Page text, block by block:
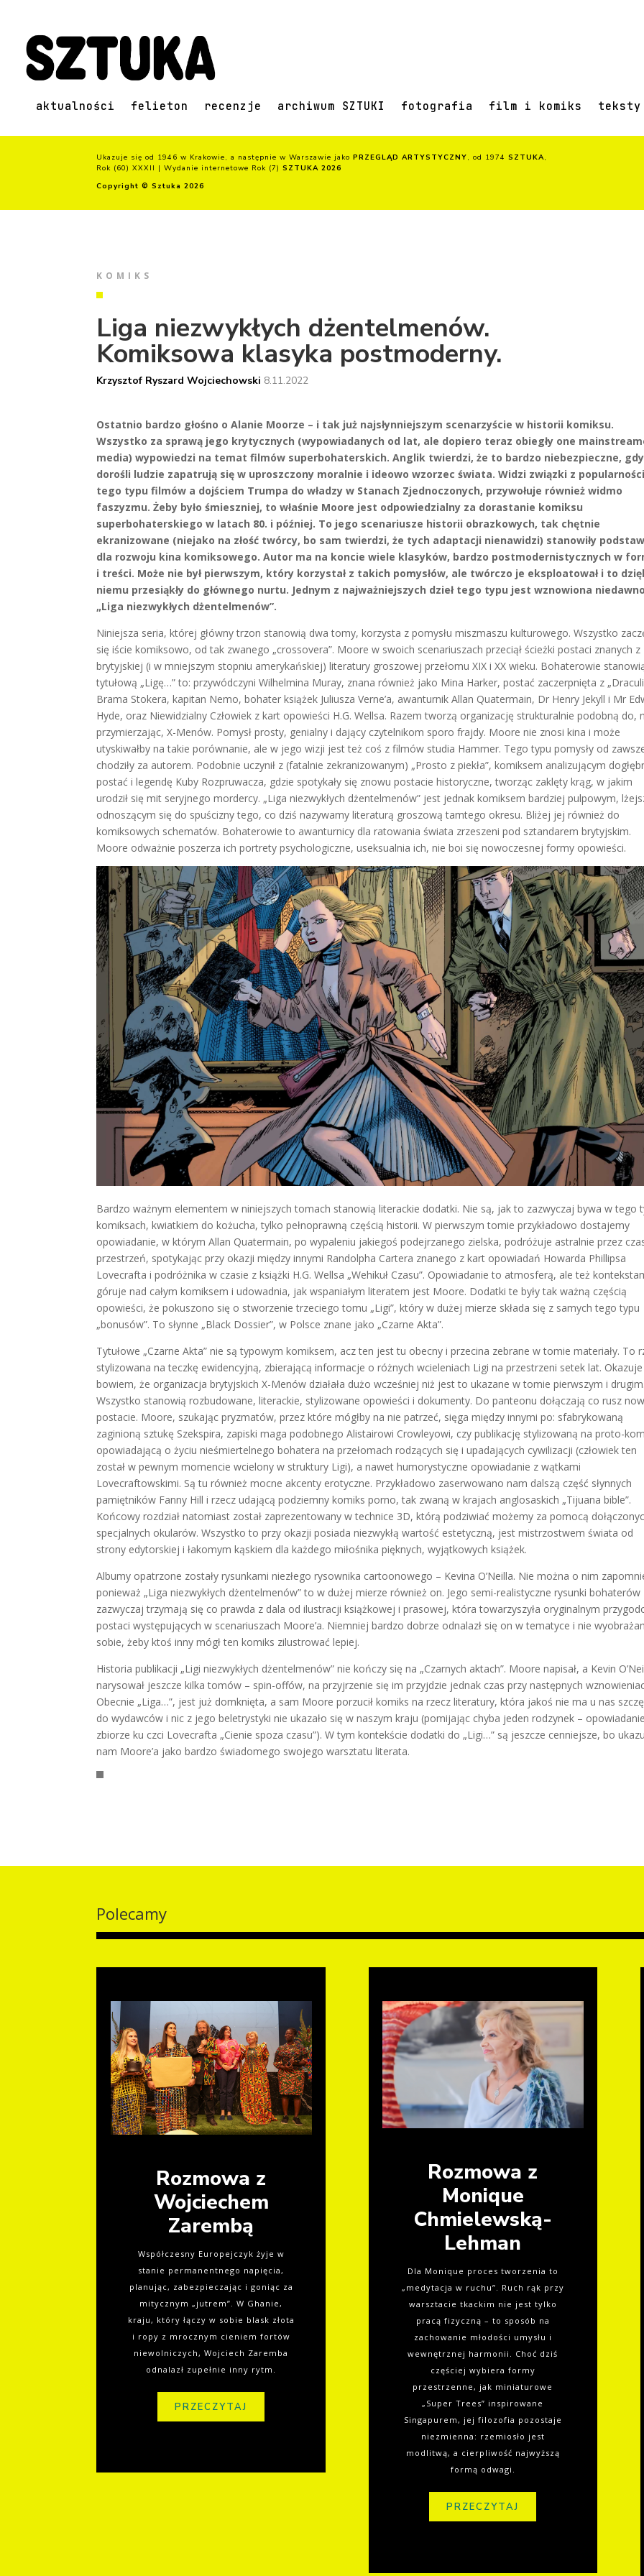
aktualności felieton recenzje archiwum SZTUKI fotografia film i komiks teksty
Ukazuje się od 1946 w Krakowie, a następnie w Warszawie jakoPRZEGLĄD ARTYSTYCZNY, od 1974SZTUKA,
Rok (60) XXXII | Wydanie internetowe Rok (7)SZTUKA 2026
Copyright © Sztuka 2026
KOMIKS
Liga niezwykłych dżentelmenów.
Komiksowa klasyka postmoderny.
Krzysztof Ryszard Wojciechowski 8.11.2022
Ostatnio bardzo głośno o Alanie Moorze – i tak już najsłynniejszym scenarzyście w historii komiksu.
Wszystko za sprawą jego krytycznych (wypowiadanych od lat, ale dopiero teraz obiegły one
media) wypowiedzi na temat filmów superbohaterskich. Anglik twierdzi, że to bardzo niebezpieczne, gdy
dorośli ludzie zapatrują się w uproszczony moralnie i ideowo wzorzec świata. Widzi związki z
tego typu filmów a dojściem Trumpa do władzy w Stanach Zjednoczonych, przywołuje również widmo
faszyzmu. Żeby było śmieszniej, to właśnie Moore jest odpowiedzialny za dorastanie komiksu
superbohaterskiego w latach 80. i później. To jego scenariusze historii obrazkowych, tak chętnie
ekranizowane (niejako na złość twórcy, bo sam twierdzi, że tych adaptacji nienawidzi) stanowiły
dla rozwoju kina komiksowego. Autor ma na koncie wiele klasyków, bardzo postmodernistycznych w
i treści. Może nie był pierwszym, który korzystał z takich pomysłów, ale twórczo je eksploatował i to
niemu przesiąkły do głównego nurtu. Jednym z najważniejszych dzieł tego typu jest wznowiona niedawno
„Liga niezwykłych dżentelmenów”.
Niniejsza seria, której główny trzon stanowią dwa tomy, korzysta z pomysłu miszmaszu kulturowego. Wszystko
się iście komiksowo, od tak zwanego „crossovera”. Moore w swoich scenariuszach przeciął ścieżki postaci znanych z
brytyjskiej (i w mniejszym stopniu amerykańskiej) literatury groszowej przełomu XIX i XX wieku. Bohaterowie
tytułową „Ligę…” to: przywódczyni Wilhelmina Muray, znana również jako Mina Harker, postać zaczerpnięta z
Brama Stokera, kapitan Nemo, bohater książek Juliusza Verne’a, awanturnik Allan Quatermain, Dr Henry Jekyll i Mr
Hyde, oraz Niewidzialny Człowiek z kart opowieści H.G. Wellsa. Razem tworzą organizację strukturalnie podobną do,
przymierzając, X-Menów. Pomysł prosty, genialny i dający czytelnikom sporo frajdy. Moore nie znosi kina i może
utyskiwałby na takie porównanie, ale w jego wizji jest też coś z filmów studia Hammer. Tego typu pomysły od
chodziły za autorem. Podobnie uczynił z (fatalnie zekranizowanym) „Prosto z piekła”, komiksem analizującym
postać i legendę Kuby Rozpruwacza, gdzie spotykały się znowu postacie historyczne, tworząc zaklęty krąg, w jakim
urodził się mit seryjnego mordercy. „Liga niezwykłych dżentelmenów” jest jednak komiksem bardziej pulpowym,
odnoszącym się do spuścizny tego, co dziś nazywamy literaturą groszową tamtego okresu. Bliżej jej również do
komiksowych schematów. Bohaterowie to awanturnicy dla ratowania świata zrzeszeni pod sztandarem brytyjskim.
Moore odważnie poszerza ich portrety psychologiczne, useksualnia ich, nie boi się nowoczesnej formy opowieści.
Bardzo ważnym elementem w niniejszych tomach stanowią literackie dodatki. Nie są, jak to zazwyczaj bywa w tego
komiksach, kwiatkiem do kożucha, tylko pełnoprawną częścią historii. W pierwszym tomie przykładowo dostajemy
opowiadanie, w którym Allan Quatermain, po wypaleniu jakiegoś podejrzanego zielska, podróżuje astralnie przez
przestrzeń, spotykając przy okazji między innymi Randolpha Cartera znanego z kart opowiadań Howarda Phillipsa
Lovecrafta i podróżnika w czasie z książki H.G. Wellsa „Wehikuł Czasu”. Opowiadanie to atmosferą, ale też
góruje nad całym komiksem i udowadnia, jak wspaniałym literatem jest Moore. Dodatki te były tak ważną częścią
opowieści, że pokuszono się o stworzenie trzeciego tomu „Ligi”, który w dużej mierze składa się z samych tego typu
„bonusów”. To słynne „Black Dossier”, w Polsce znane jako „Czarne Akta”.
Tytułowe „Czarne Akta” nie są typowym komiksem, acz ten jest tu obecny i przecina zebrane w tomie materiały. To
stylizowana na teczkę ewidencyjną, zbierającą informacje o różnych wcieleniach Ligi na przestrzeni setek lat. Okazuje
bowiem, że organizacja brytyjskich X-Menów działała dużo wcześniej niż jest to ukazane w tomie pierwszym i drugim.
Wszystko stanowią rozbudowane, literackie, stylizowane opowieści i dokumenty. Do panteonu dołączają co rusz
postacie. Moore, szukając pryzmatów, przez które mógłby na nie patrzeć, sięga między innymi po: sfabrykowaną
zaginioną sztukę Szekspira, zapiski maga podobnego Alistairowi Crowleyowi, czy publikację stylizowaną na proto-
opowiadającą o życiu nieśmiertelnego bohatera na przełomach rodzących się i upadających cywilizacji (człowiek ten
został w pewnym momencie wcielony w struktury Ligi), a nawet humorystyczne opowiadanie z wątkami
Lovecraftowskimi. Są tu również mocne akcenty erotyczne. Przykładowo zaserwowano nam dalszą część słynnych
pamiętników Fanny Hill i rzecz udającą podziemny komiks porno, tak zwaną w krajach anglosaskich „Tijuana bible”.
Końcowy rozdział natomiast został zaprezentowany w technice 3D, którą podziwiać możemy za pomocą
specjalnych okularów. Wszystko to przy okazji posiada niezwykłą wartość estetyczną, jest mistrzostwem świata od
strony edytorskiej i łakomym kąskiem dla każdego miłośnika pięknych, wyjątkowych książek.
Albumy opatrzone zostały rysunkami niezłego rysownika cartoonowego – Kevina O’Neilla. Nie można o nim
ponieważ „Liga niezwykłych dżentelmenów” to w dużej mierze również on. Jego semi-realistyczne rysunki bohaterów
zazwyczaj trzymają się co prawda z dala od ilustracji książkowej i prasowej, która towarzyszyła oryginalnym
postaci występujących w scenariuszach Moore’a. Niemniej bardzo dobrze odnalazł się on w tematyce i nie
sobie, żeby ktoś inny mógł ten komiks zilustrować lepiej.
Historia publikacji „Ligi niezwykłych dżentelmenów” nie kończy się na „Czarnych aktach”. Moore napisał, a Kevin
narysował jeszcze kilka tomów – spin-offów, na przyjrzenie się im przyjdzie jednak czas przy następnych
Obecnie „Liga…”, jest już domknięta, a sam Moore porzucił komiks na rzecz literatury, która jakoś nie ma u nas
do wydawców i nic z jego beletrystyki nie ukazało się w naszym kraju (pomijając chyba jeden rodzynek –
zbiorze ku czci Lovecrafta „Cienie spoza czasu”). W tym kontekście dodatki do „Ligi…” są jeszcze cenniejsze, bo
nam Moore’a jako bardzo świadomego swojego warsztatu literata.
Polecamy
Rozmowa z
Wojciechem
Zarembą
Współczesny Europejczyk żyje w
stanie permanentnego napięcia,
planując, zabezpieczając i goniąc za
mitycznym „jutrem”. W Ghanie,
kraju, który łączy w sobie blask złota
i ropy z mrocznym cieniem fortów
niewolniczych, Wojciech Zaremba
odnalazł zupełnie inny rytm.
PRZECZYTAJ
Rozmowa z
Monique
Chmielewską-
Lehman
Dla Monique proces tworzenia to
„medytacja w ruchu”. Ruch rąk przy
warsztacie tkackim nie jest tylko
pracą fizyczną – to sposób na
zachowanie młodości umysłu i
wewnętrznej harmonii. Choć dziś
częściej wybiera formy
przestrzenne, jak miniaturowe
„Super Trees” inspirowane
Singapurem, jej filozofia pozostaje
niezmienna: rzemiosło jest
modlitwą, a cierpliwość najwyższą
formą odwagi.
PRZECZYTAJ